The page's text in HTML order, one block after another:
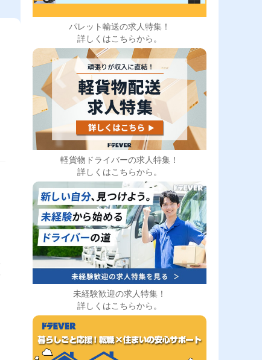
パレット輸送の求人特集！
詳しくはこちらから。
軽貨物ドライバーの求人特集！
詳しくはこちらから。
未経験歓迎の求人特集！
詳しくはこちらから。